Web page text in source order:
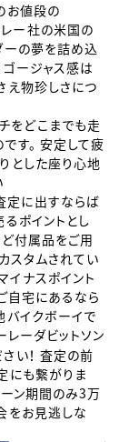
お値段の
ー社の米国の
ーの夢を詰め込
ージャス感は
え物珍しさにつ
をどこまでも走
す。 安定して疲
とした座り心地
定に出すならば
ポイントとし
ど付属品をご用
スタムされてい
ナスポイント
自宅にあるなら
バイクボーイで
ーダビットソン
い！ 査定の前
にも繋がりま
ン期間のみ3万
をお見逃しな